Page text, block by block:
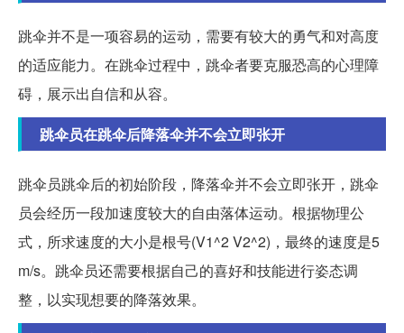
跳伞并不是一项容易的运动，需要有较大的勇气和对高度
的适应能力。在跳伞过程中，跳伞者要克服恐高的心理障
碍，展示出自信和从容。
跳伞员在跳伞后降落伞并不会立即张开
跳伞员跳伞后的初始阶段，降落伞并不会立即张开，跳伞
员会经历一段加速度较大的自由落体运动。根据物理公
式，所求速度的大小是根号(V1^2 V2^2)，最终的速度是5
m/s。跳伞员还需要根据自己的喜好和技能进行姿态调
整，以实现想要的降落效果。